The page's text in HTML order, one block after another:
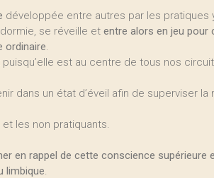
développée entre autres par les pratiques
se réveille et entre alors en jeu pour
ordinaire.
puisqu’elle est au centre de tous nos
dans un état d’éveil afin de superviser la
les non pratiquants.
en rappel de cette conscience supérieure
limbique.